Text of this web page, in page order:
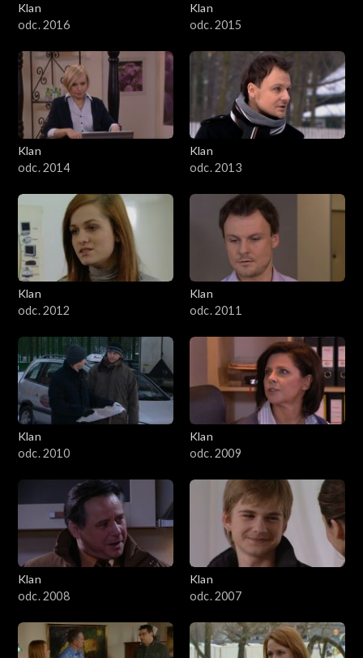
Klan
odc. 2016
Klan
odc. 2015
Klan
odc. 2014
Klan
odc. 2013
Klan
odc. 2012
Klan
odc. 2011
Klan
odc. 2010
Klan
odc. 2009
Klan
odc. 2008
Klan
odc. 2007